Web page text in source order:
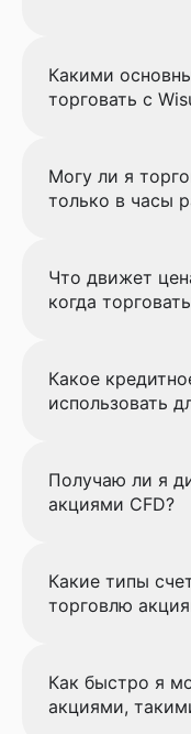
Какими
торговать с
Могу ли я
только в часы
Что движет
когда
Какое
использовать
Получаю ли я
акциями CFD?
Какие типы
торговлю
Как быстро я
акциями,